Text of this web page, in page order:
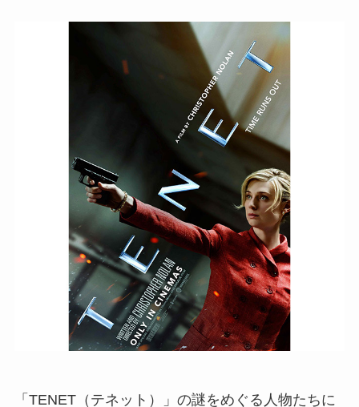
「TENET（テネット）」の謎をめぐる人物たちに